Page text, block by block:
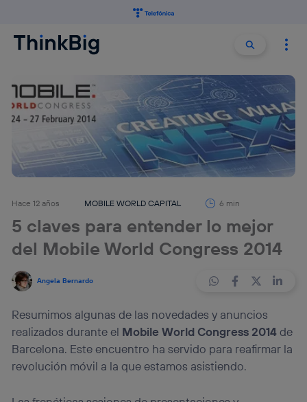
Buscar
Hace 12 años MOBILE WORLD CAPITAL 6 min
5 claves para entender lo mejor
del Mobile World Congress 2014
Angela Bernardo
Resumimos algunas de las novedades y anuncios
realizados durante el Mobile World Congress 2014de
Barcelona. Este encuentro ha servido para reafirmar la
revolución móvil a la que estamos asistiendo.